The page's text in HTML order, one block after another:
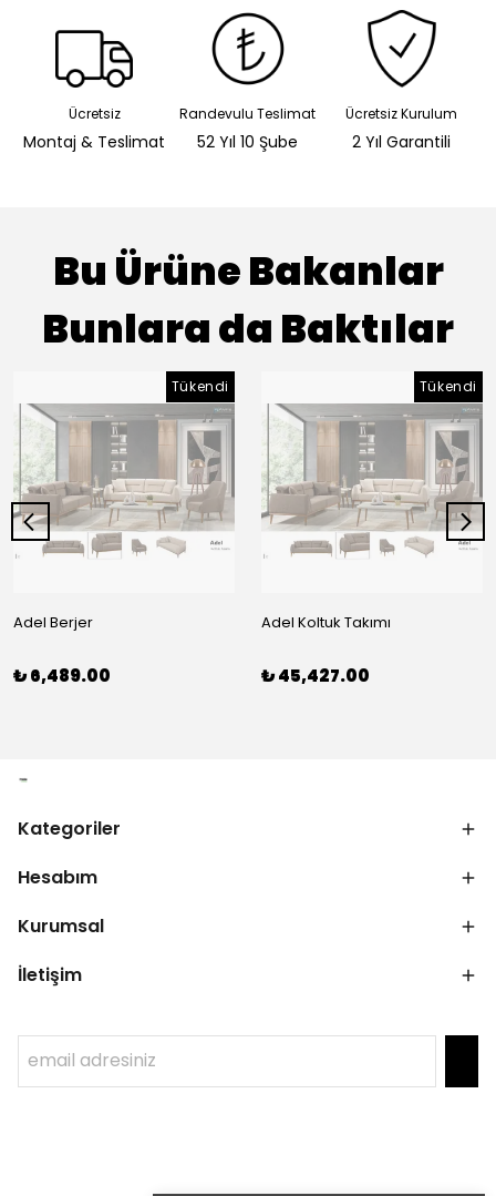
Ücretsiz
Montaj & Teslimat
Randevulu Teslimat
52 Yıl 10 Şube
Ücretsiz Kurulum
2 Yıl Garantili
Bu Ürüne Bakanlar
Bunlara da Baktılar
Tükendi
Adel Berjer
₺ 6,489.00
Tükendi
Adel Koltuk Takımı
₺ 45,427.00
Kategoriler
Hesabım
Kurumsal
İletişim